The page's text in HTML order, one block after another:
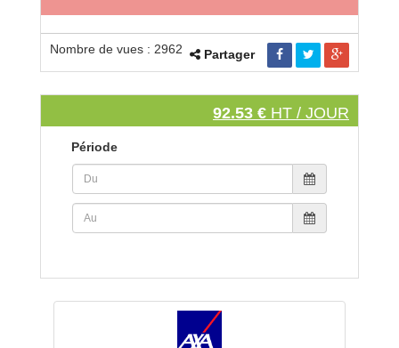
Nombre de vues : 2962 Partager
92.53 € HT / JOUR
Période